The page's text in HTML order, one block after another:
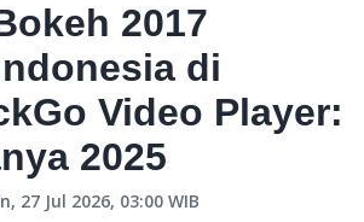
2017
di
Video Player:
2025
27 Jul 2026, 03:00 WIB